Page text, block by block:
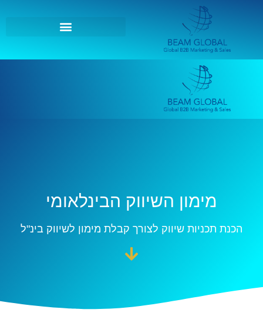
מימון השיווק הבינלאומי
הכנת תכניות שיווק לצורך קבלת מימון לשיווק בינ"ל